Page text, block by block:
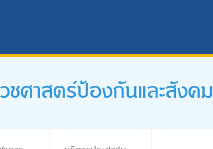
วชศาสตร์ป้องกันและสังคม